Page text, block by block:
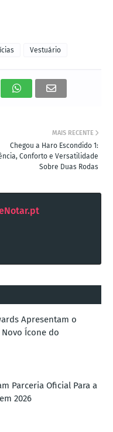
Vestuário
MAIS RECENTE
Chegou a Haro Escondido 1:
Conforto e Versatilidade
Sobre Duas Rodas
Apresentam o
Ícone do
Parceria Oficial Para a
2026